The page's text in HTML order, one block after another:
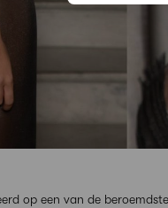
op een van de